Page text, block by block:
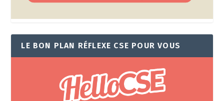
LE BON PLAN RÉFLEXE CSE POUR VOUS